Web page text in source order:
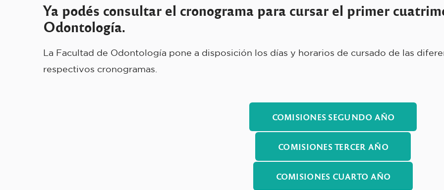
Ya podés consultar el cronograma para cursar el primer
Odontología.
La Facultad de Odontología pone a disposición los días y horarios de cursado de las
respectivos cronogramas.
COMISIONES SEGUNDO AÑO
COMISIONES TERCER AÑO
COMISIONES CUARTO AÑO